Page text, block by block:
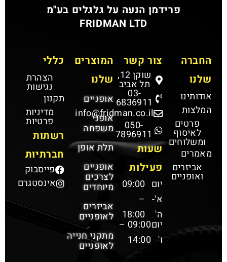
פרידמן הנעה על גלגלים בע"מ
FRIDMAN LTD
החברה
שלנו
אודותינו
המלצות
פרטים
לאיסוף
ומשלוחים
מאמרים
אביזרים
ואופניים
צור קשר
שוקן 12,
תל אביב
03-
6836911
info@fridman.co.il
050-
7896911
שעות
פעילות
יום
א'-
ה'
09:00
–
18:00
יום
ו'
09:00 –
14:00
המוצרים
שלנו
אופניים
אופני
משפחה
תלת אופן
אופניים
לצרכים
מיוחדים
אביזרים
לאופניים
מתקני חנייה
לאופניים
כללי
הצהרת
נגישות
תקנון
מדיניות
פרטיות
רשתות
חברתיות
פייסבוק
אינסטגרם